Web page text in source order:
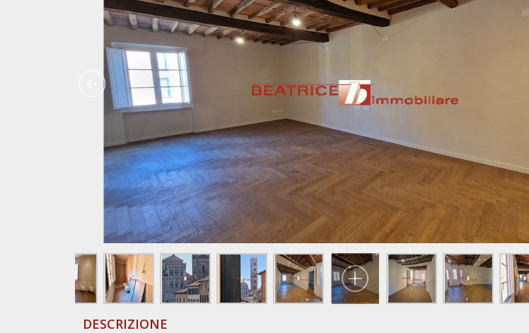
DESCRIZIONE